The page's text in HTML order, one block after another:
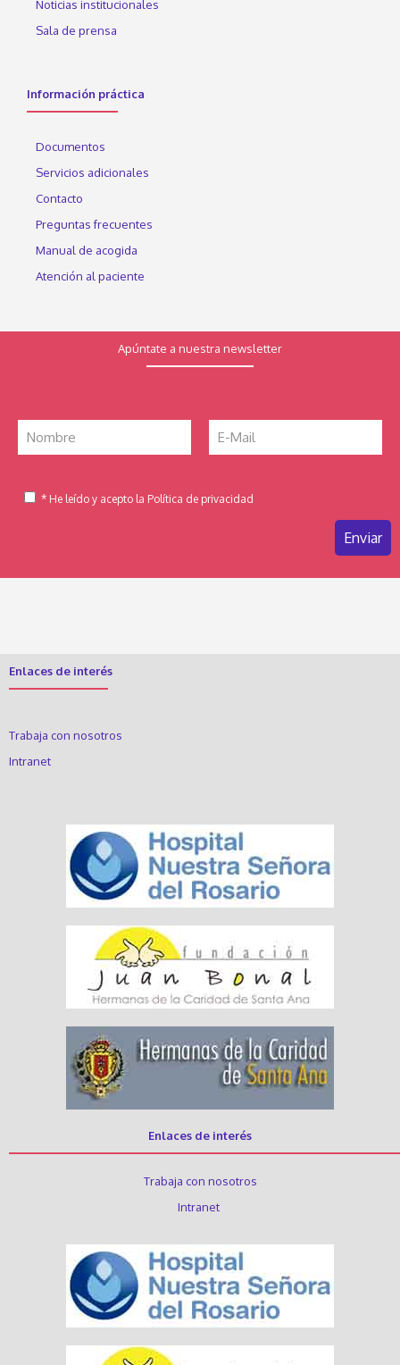
Noticias institucionales
Sala de prensa
Información práctica
Documentos
Servicios adicionales
Contacto
Preguntas frecuentes
Manual de acogida
Atención al paciente
Apúntate a nuestra newsletter
* He leído y acepto la Política de privacidad
Enlaces de interés
Trabaja con nosotros
Intranet
Enlaces de interés
Trabaja con nosotros
Intranet